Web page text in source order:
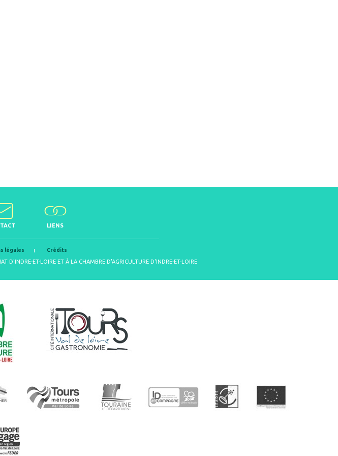
LIENS
légales Crédits
D'INDRE-ET-LOIRE ET À LA CHAMBRE D'AGRICULTURE D'INDRE-ET-LOIRE